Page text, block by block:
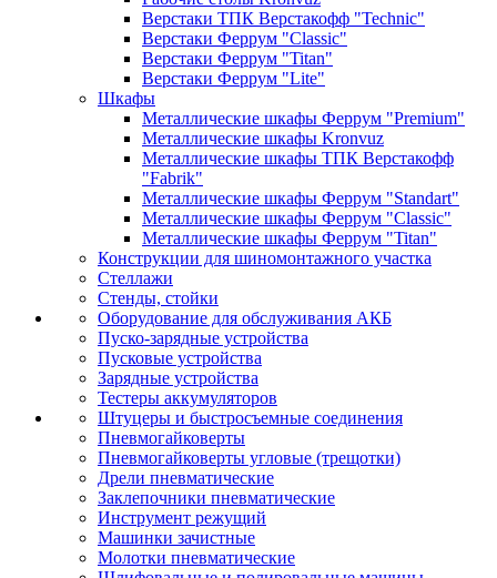
Верстаки ТПК Верстакофф "Technic"
Верстаки Феррум "Classic"
Верстаки Феррум "Titan"
Верстаки Феррум "Lite"
Шкафы
Металлические шкафы Феррум "Premium"
Металлические шкафы Kronvuz
Металлические шкафы ТПК Верстакофф
"Fabrik"
Металлические шкафы Феррум "Standart"
Металлические шкафы Феррум "Classic"
Металлические шкафы Феррум "Titan"
Конструкции для шиномонтажного участка
Стеллажи
Стенды, стойки
Оборудование для обслуживания АКБ
Пуско-зарядные устройства
Пусковые устройства
Зарядные устройства
Тестеры аккумуляторов
Штуцеры и быстросъемные соединения
Пневмогайковерты
Пневмогайковерты угловые (трещотки)
Дрели пневматические
Заклепочники пневматические
Инструмент режущий
Машинки зачистные
Молотки пневматические